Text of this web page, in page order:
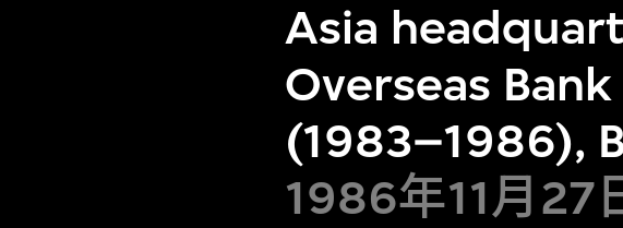
Asia
Overseas
(1983–1986),
1986年11月27